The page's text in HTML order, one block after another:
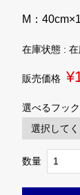
M：
在庫状態 : 在
販売価格
選べるフック
数量